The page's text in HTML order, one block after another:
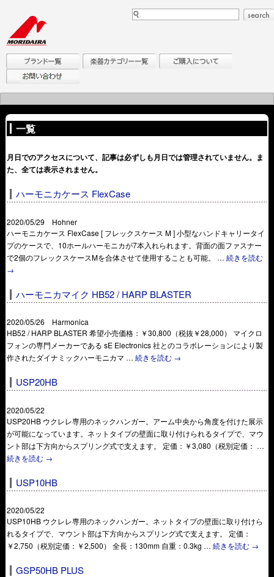
一覧
月日でのアクセスについて、記事は必ずしも月日では管理されていません。ま
た、全ては表示されません。
ハーモニカケース FlexCase
2020/05/29 Hohner
ハーモニカケース FlexCase [ フレックスケース M ] 小型なハンドキャリータイ
プのケースで、10ホールハーモニカが7本入れられます。背面の面ファスナー
で2個のフレックスケースMを合体させて使用することも可能。 …続きを読む
→
ハーモニカマイク HB52 / HARP BLASTER
2020/05/26 Harmonica
HB52 / HARP BLASTER 希望小売価格：￥30,800（税抜￥28,000） マイクロ
フォンの専門メーカーである sE Electronics 社とのコラボレーションにより製
作されたダイナミックハーモニカマ …続きを読む →
USP20HB
2020/05/22
USP20HB ウクレレ専用のネックハンガー。アーム中央から角度を付けた展示
が可能になっています。ネットタイプの壁面に取り付けられるタイプで、マウ
ント部は下方向からスプリング式で支えます。 定価：￥3,080（税別定価： …
続きを読む →
USP10HB
2020/05/22
USP10HB ウクレレ専用のネックハンガー。ネットタイプの壁面に取り付けら
れるタイプで、マウント部は下方向からスプリング式で支えます。 定価：
￥2,750（税別定価：￥2,500） 全長：130mm 自重：0.3kg …続きを読む →
GSP50HB PLUS